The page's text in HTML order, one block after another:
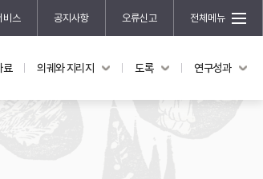
비스 공지사항 오류신고 전체메뉴
연구성과
료 의궤와 지리지 도록 연구성과